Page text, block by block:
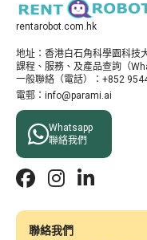
rentarobot.com.hk
地址：​香港白石角科學園科技
課程、服務、及產品查詢（
一般聯絡（電話）：+852
電郵：info@parami.ai
Whatsapp
聯絡我們
  
聯絡我們